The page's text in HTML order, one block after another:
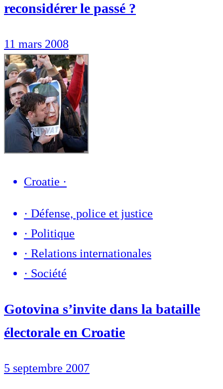
reconsidérer le passé ?
11 mars 2008
Croatie ·
· Défense, police et justice
· Politique
· Relations internationales
· Société
Gotovina s’invite dans la bataille
électorale en Croatie
5 septembre 2007